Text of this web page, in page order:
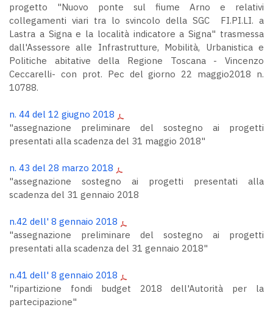
progetto "Nuovo ponte sul fiume Arno e relativi
collegamenti viari tra lo svincolo della SGC FI.PI.LI. a
Lastra a Signa e la località indicatore a Signa" trasmessa
dall'Assessore alle Infrastrutture, Mobilità, Urbanistica e
Politiche abitative della Regione Toscana - Vincenzo
Ceccarelli- con prot. Pec del giorno 22 maggio2018 n.
10788.
n. 44 del 12 giugno 2018
"assegnazione preliminare del sostegno ai progetti
presentati alla scadenza del 31 maggio 2018"
n. 43 del 28 marzo 2018
"assegnazione sostegno ai progetti presentati alla
scadenza del 31 gennaio 2018
n.42 dell' 8 gennaio 2018
"assegnazione preliminare del sostegno ai progetti
presentati alla scadenza del 31 gennaio 2018"
n.41 dell' 8 gennaio 2018
"ripartizione fondi budget 2018 dell'Autorità per la
partecipazione"